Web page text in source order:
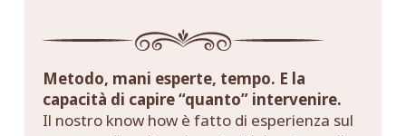
Metodo, mani esperte, tempo. E la
capacità di capire “quanto” intervenire.
Il nostro know how è fatto di esperienza sul